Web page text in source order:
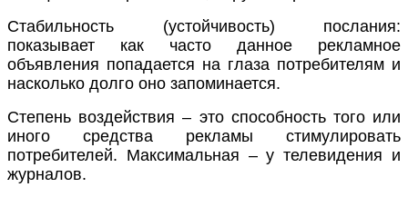
Стабильность (устойчивость) послания:
показывает как часто данное рекламное
объявления попадается на глаза потребителям и
насколько долго оно запоминается.
Степень воздействия – это способность того или
иного средства рекламы стимулировать
потребителей. Максимальная – у телевидения и
журналов.